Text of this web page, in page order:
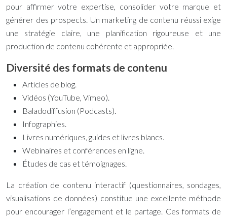
pour affirmer votre expertise, consolider votre marque et
générer des prospects. Un marketing de contenu réussi exige
une stratégie claire, une planification rigoureuse et une
production de contenu cohérente et appropriée.
Diversité des formats de contenu
Articles de blog.
Vidéos (YouTube, Vimeo).
Baladodiffusion (Podcasts).
Infographies.
Livres numériques, guides et livres blancs.
Webinaires et conférences en ligne.
Études de cas et témoignages.
La création de contenu interactif (questionnaires, sondages,
visualisations de données) constitue une excellente méthode
pour encourager l’engagement et le partage. Ces formats de